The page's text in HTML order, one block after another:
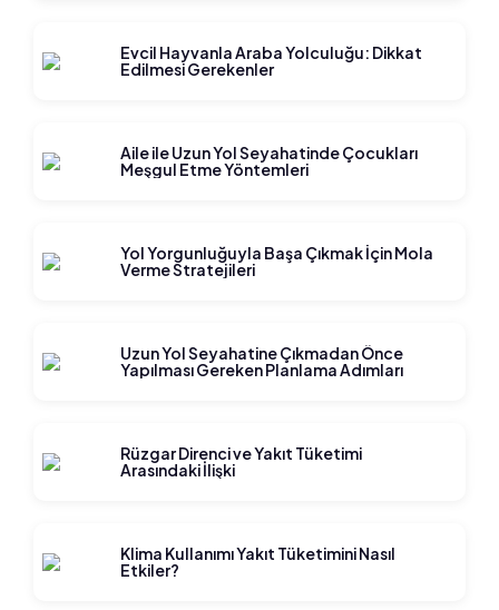
Evcil Hayvanla Araba Yolculuğu: Dikkat
Edilmesi Gerekenler
Aile ile Uzun Yol Seyahatinde Çocukları
Meşgul Etme Yöntemleri
Yol Yorgunluğuyla Başa Çıkmak İçin Mola
Verme Stratejileri
Uzun Yol Seyahatine Çıkmadan Önce
Yapılması Gereken Planlama Adımları
Rüzgar Direnci ve Yakıt Tüketimi
Arasındaki İlişki
Klima Kullanımı Yakıt Tüketimini Nasıl
Etkiler?